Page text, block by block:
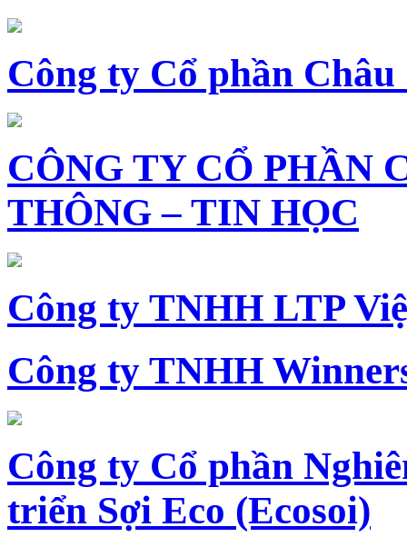
Công ty Cổ phần Châu
CÔNG TY CỔ PHẦN
THÔNG – TIN HỌC
Công ty TNHH LTP
Công ty TNHH
Công ty Cổ phần
triển Sợi Eco (Ecosoi)